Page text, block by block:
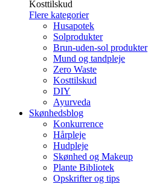
Kosttilskud
Flere kategorier
Husapotek
Solprodukter
Brun-uden-sol produkter
Mund og tandpleje
Zero Waste
Kosttilskud
DIY
Ayurveda
Skønhedsblog
Konkurrence
Hårpleje
Hudpleje
Skønhed og Makeup
Plante Bibliotek
Opskrifter og tips